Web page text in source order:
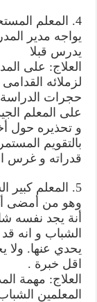
4. المعلم المستجد:
يواجه مدير
يدرس قبلا
العلاج: على
لزملائه
حجرات الدراسة
على المعلم
و تحذيره حول
بالتقويم
قدراته و غرس
5. المعلم كبير السن:
وهو من أمضى
أنة يجد نفسه
الشباب و انه قد
يحدي عنها. ولا
اقل خبرة .
العلاج: مهمة
المعلمين